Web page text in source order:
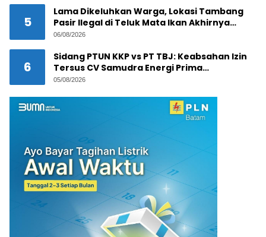
5
Lama Dikeluhkan Warga, Lokasi Tambang
Pasir Ilegal di Teluk Mata Ikan Akhirnya
Digerebek
06/08/2026
6
Sidang PTUN KKP vs PT TBJ: Keabsahan Izin
Tersus CV Samudra Energi Prima
Dipertanyakan
05/08/2026